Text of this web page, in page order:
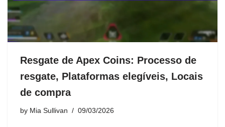
Resgate de Apex Coins: Processo de
resgate, Plataformas elegíveis, Locais
de compra
by Mia Sullivan 09/03/2026